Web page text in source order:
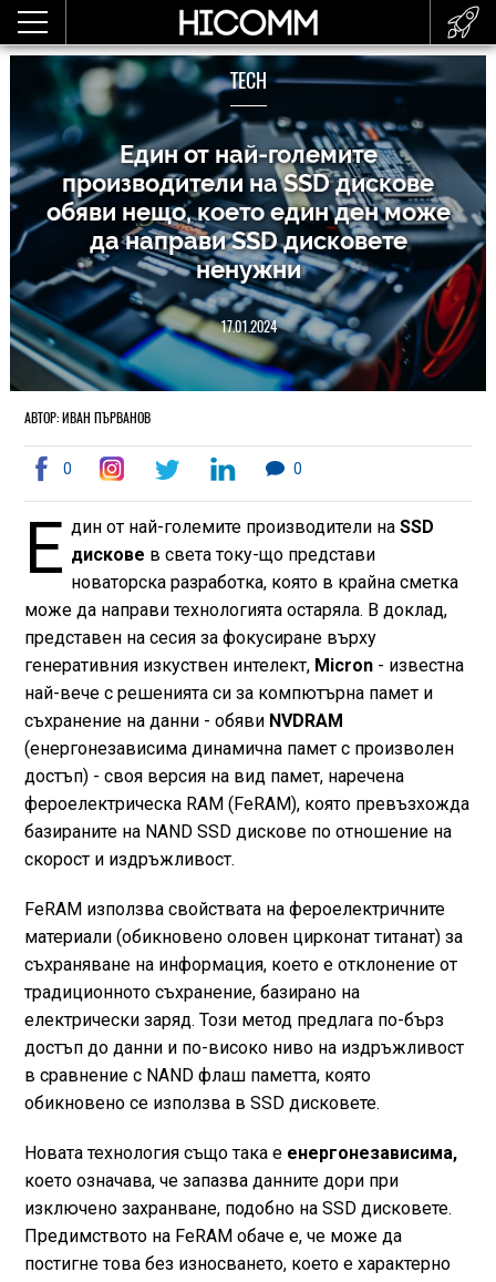
TECH
Един от най-големите
производители на SSD дискове
обяви нещо, което един ден може
да направи SSD дисковете
ненужни
17.01.2024
АВТОР: ИВАН ПЪРВАНОВ
0 0
Е дин от най-големите производители на SSD
дискове в света току-що представи
новаторска разработка, която в крайна сметка
може да направи технологията остаряла. В доклад,
представен на сесия за фокусиране върху
генеративния изкуствен интелект, Micron- известна
най-вече с решенията си за компютърна памет и
съхранение на данни - обяви NVDRAM
(енергонезависима динамична памет с произволен
достъп) - своя версия на вид памет, наречена
фероелектрическа RAM (FeRAM), която превъзхожда
базираните на NAND SSD дискове по отношение на
скорост и издръжливост.
FeRAM използва свойствата на фероелектричните
материали (обикновено оловен цирконат титанат) за
съхраняване на информация, което е отклонение от
традиционното съхранение, базирано на
електрически заряд. Този метод предлага по-бърз
достъп до данни и по-високо ниво на издръжливост
в сравнение с NAND флаш паметта, която
обикновено се използва в SSD дисковете.
Новата технология също така е енергонезависима,
което означава, че запазва данните дори при
изключено захранване, подобно на SSD дисковете.
Предимството на FeRAM обаче е, че може да
постигне това без износването, което е характерно